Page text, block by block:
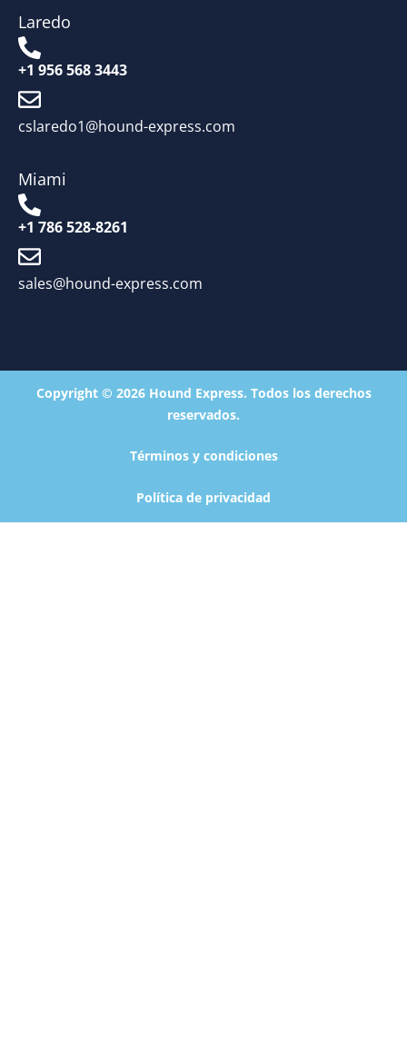
Laredo
+1 956 568 3443
cslaredo1@hound-express.com
Miami
+1 786 528-8261
sales@hound-express.com
Copyright © 2026 Hound Express. Todos los derechos
reservados.
Términos y condiciones
Política de privacidad